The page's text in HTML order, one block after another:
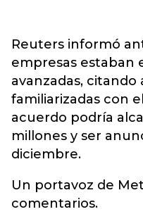
Reuters informó
empresas estaban
avanzadas, citando
familiarizadas con
acuerdo podría
millones y ser
diciembre.
Un portavoz de
comentarios.